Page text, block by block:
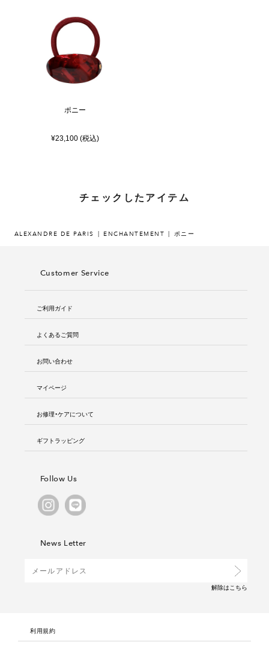
ポニー
¥23,100 (税込)
チェックしたアイテム
ALEXANDRE DE PARIS ENCHANTEMENT ポニー
Customer Service
ご利用ガイド
よくあるご質問
お問い合わせ
マイページ
お修理・ケアについて
ギフトラッピング
Follow Us
News Letter
解除は こちら
利用規約